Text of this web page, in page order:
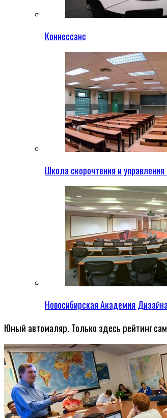
Коннессанс
Школа скорочтения и
Новосибирская Академия
Юный автомаляр. Только здесь рейтинг